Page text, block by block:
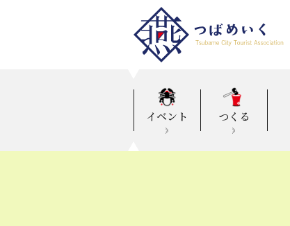
イベント つくる